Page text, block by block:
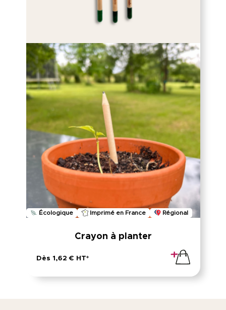
Écologique Imprimé en France Régional
Crayon à planter
Dès 1,62 € HT*